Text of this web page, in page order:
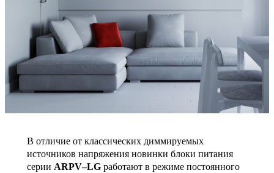
В отличие от классических диммируемых
источников напряжения новинки блоки питания
серии ARPV–LG работают в режиме постоянного